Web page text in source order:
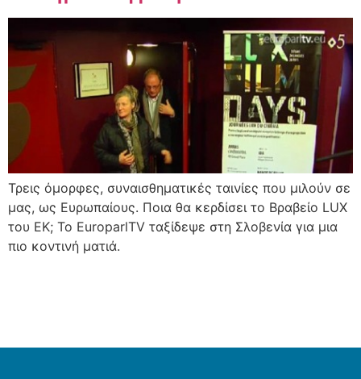
Τρεις όμορφες, συναισθηματικές ταινίες που μιλούν σε
μας, ως Ευρωπαίους. Ποια θα κερδίσει το Βραβείο LUX
του ΕΚ; Το EuroparlTV ταξίδεψε στη Σλοβενία για μια
πιο κοντινή ματιά.